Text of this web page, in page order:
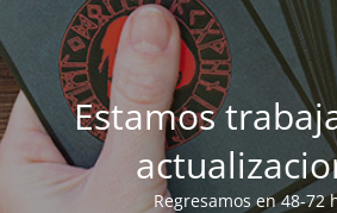
Estamos
Regresamos en 48-72